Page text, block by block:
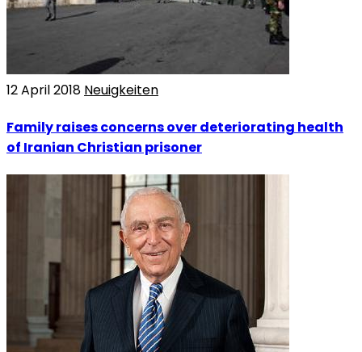
12 April 2018 Neuigkeiten
Family raises concerns over deteriorating health
of Iranian Christian prisoner